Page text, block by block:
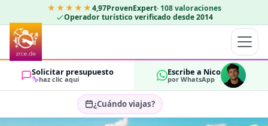
★★★★★4,97ProvenExpert· 108 valoraciones
Operador turístico verificado desde 2014
Solicitar presupuesto
haz clic aquí
Escribe a Nico
por WhatsApp
¿Cuándo viajas?